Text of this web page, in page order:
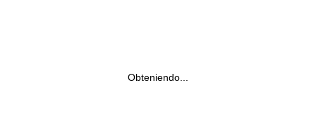
Obteniendo...